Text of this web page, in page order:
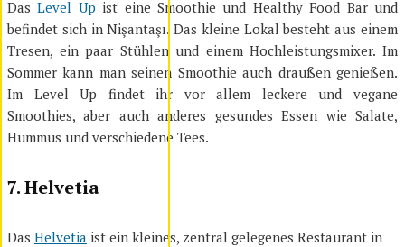
DasLevel Upist eine Smoothie und Healthy Food Bar und
befindet sich in Nişantaşı. Das kleine Lokal besteht aus einem
Tresen, ein paar Stühlen und einem Hochleistungsmixer. Im
Sommer kann man seinen Smoothie auch draußen genießen.
Im Level Up findet ihr vor allem leckere und vegane
Smoothies, aber auch anderes gesundes Essen wie Salate,
Hummus und verschiedene Tees.
7. Helvetia
Das Helvetia ist ein kleines, zentral gelegenes Restaurant in